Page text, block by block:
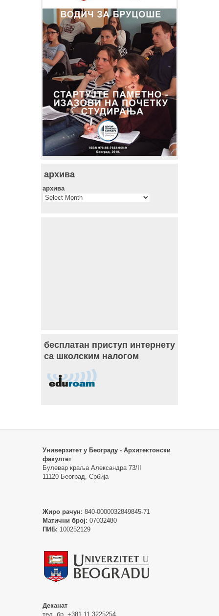
архива
архива
бесплатан приступ интернету
са школским налогом
Универзитет у Београду - Архитектонски
факултет
Булевар краља Александра 73/II
11120 Београд, Србија
Жиро рачун: 840-0000032849845-71
Матични број: 07032480
ПИБ: 100252129
Деканат
тел. бр. +381 11 3225254